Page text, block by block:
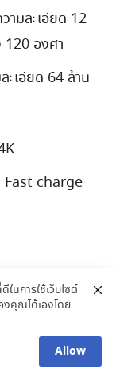
มละเอียด 12
องศา
ะเอียด 64 ล้าน
Fast charge
ROM 128
นการใช้เว็บไซต์
งคุณได้เองโดย
Allow